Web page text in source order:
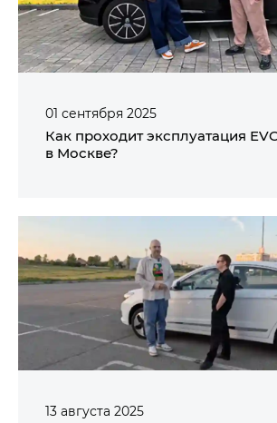
01 сентября 2025
Как проходит эксплуатация
в Москве?
13 августа 2025